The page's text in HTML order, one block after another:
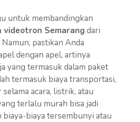
untuk membandingkan
videotron Semarang dari
pastikan Anda
dengan apel, artinya
yang termasuk dalam paket
termasuk biaya transportasi,
acara, listrik, atau
terlalu murah bisa jadi
biaya tersembunyi atau